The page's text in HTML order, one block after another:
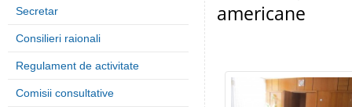
Secretar
Consilieri raionali
Regulament de activitate
Comisii consultative
americane